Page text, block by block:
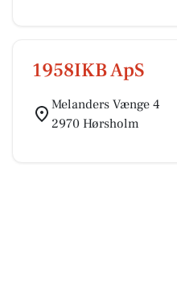
1958IKB ApS
Melanders Vænge 4
2970 Hørsholm